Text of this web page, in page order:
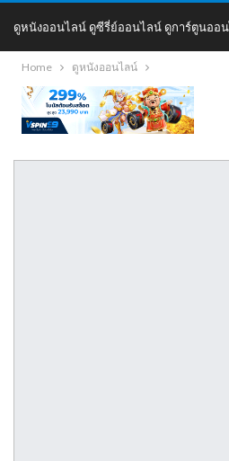
ดูหนังออนไลน์ ดูซีรี่ย์ออนไลน์ ดูการ์ตูนออน
DoDoNung
Home ดูหนังออนไลน์